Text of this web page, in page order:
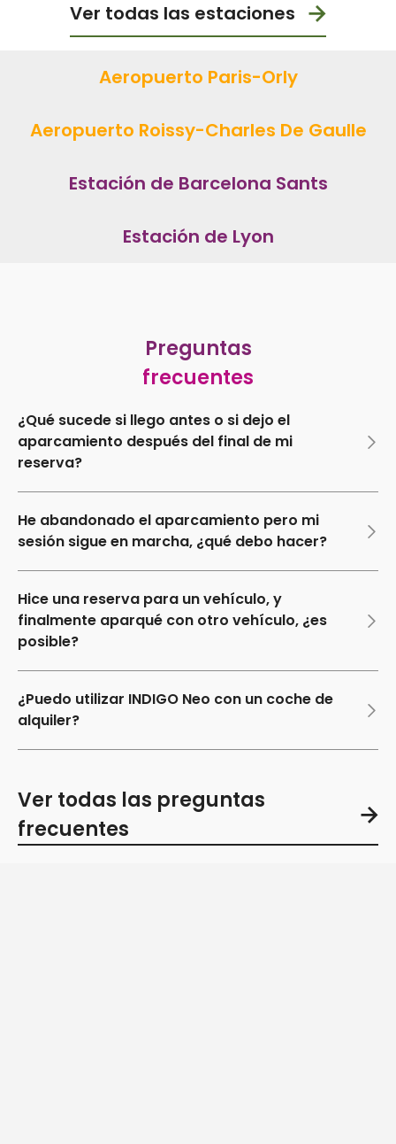
Ver todas las estaciones
Aeropuerto Paris-Orly
Aeropuerto Roissy-Charles De Gaulle
Estación de Barcelona Sants
Estación de Lyon
Preguntas
frecuentes
¿Qué sucede si llego antes o si dejo el
aparcamiento después del final de mi
reserva?
He abandonado el aparcamiento pero mi
sesión sigue en marcha, ¿qué debo hacer?
Hice una reserva para un vehículo, y
finalmente aparqué con otro vehículo, ¿es
posible?
¿Puedo utilizar INDIGO Neo con un coche de
alquiler?
Ver todas las preguntas
frecuentes